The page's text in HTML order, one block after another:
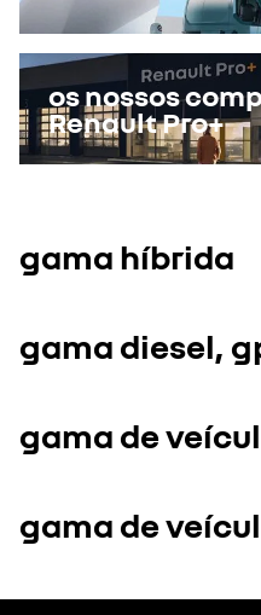
os nossos
Renault Pro+
gama híbrida
gama diesel,
gama de
gama de